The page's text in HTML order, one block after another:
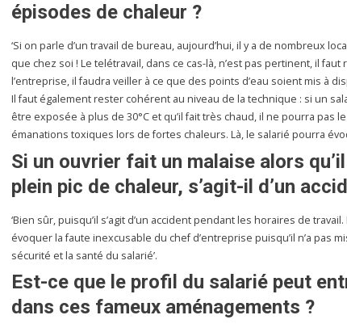
épisodes de chaleur ?
‘Si on parle d’un travail de bureau, aujourd’hui, il y a de nombreux
que chez soi ! Le telétravail, dans ce cas-là, n’est pas pertinent, il
l’entreprise, il faudra veiller à ce que des points d’eau soient mis à
Il faut également rester cohérent au niveau de la technique : si un
être exposée à plus de 30°C et qu’il fait très chaud, il ne pourra pas
émanations toxiques lors de fortes chaleurs. Là, le salarié pourra
Si un ouvrier fait un malaise alors
plein pic de chaleur, s’agit-il d’un
‘Bien sûr, puisqu’il s’agit d’un accident pendant les horaires de
évoquer la faute inexcusable du chef d’entreprise puisqu’il n’a pas
sécurité et la santé du salarié’.
Est-ce que le profil du salarié peut
dans ces fameux aménagements ?